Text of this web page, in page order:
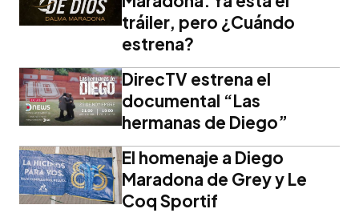
tráiler, pero ¿Cuándo
estrena?
DirecTV estrena el
documental “Las
hermanas de Diego”
El homenaje a Diego
Maradona de Grey y Le
Coq Sportif